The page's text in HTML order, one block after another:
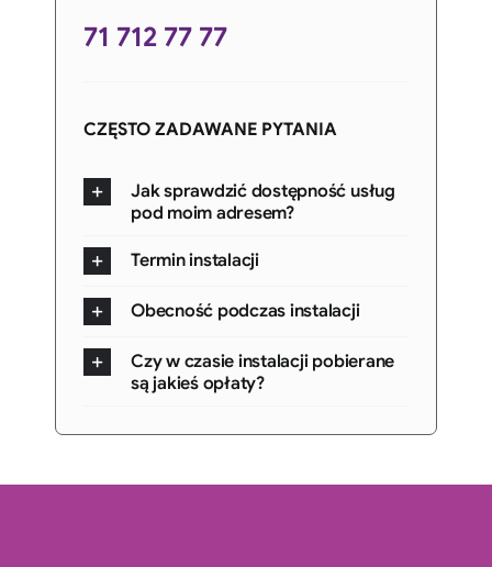
71 712 77 77
CZĘSTO ZADAWANE PYTANIA
Jak sprawdzić dostępność usług
pod moim adresem?
Termin instalacji
Obecność podczas instalacji
Czy w czasie instalacji pobierane
są jakieś opłaty?